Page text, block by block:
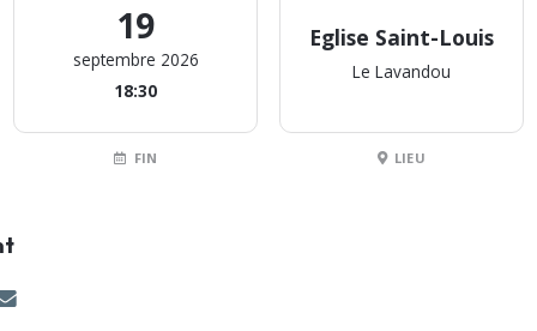
19
septembre 2026
18:30
FIN
Eglise Saint-Louis
Le Lavandou
LIEU